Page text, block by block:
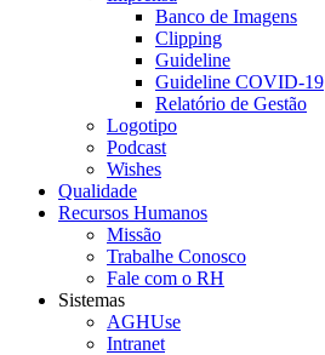
Banco de Imagens
Clipping
Guideline
Guideline COVID-19
Relatório de Gestão
Logotipo
Podcast
Wishes
Qualidade
Recursos Humanos
Missão
Trabalhe Conosco
Fale com o RH
Sistemas
AGHUse
Intranet